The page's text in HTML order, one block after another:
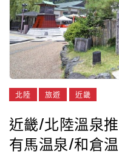
北陸 旅遊 近畿
近畿/北陸溫泉
有馬温泉/和倉